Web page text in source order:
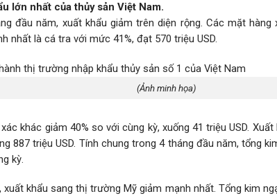
lớn nhất của thủy sản Việt Nam.
đầu năm, xuất khẩu giảm trên diện rộng. Các mặt
nhất là cá tra với mức 41%, đạt 570 triệu USD.
(Ảnh minh họa)
khác giảm 40% so với cùng kỳ, xuống 41 triệu USD.
887 triệu USD. Tính chung trong 4 tháng đầu năm, tổng
kỳ.
khẩu sang thị trường Mỹ giảm mạnh nhất. Tổng kim